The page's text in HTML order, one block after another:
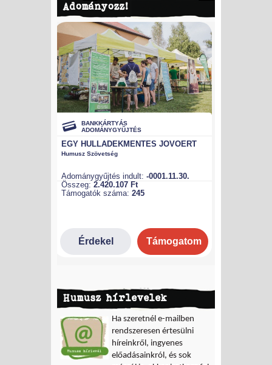
Adományozz!
Humusz hírlevelek
Ha szeretnél e-mailben
rendszeresen értesülni
híreinkről, ingyenes
előadásainkról, és sok